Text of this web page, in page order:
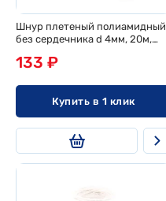
Шнур плетеный полиамидный
без сердечника d 4мм, 20м,
133 ₽
Купить в 1 клик